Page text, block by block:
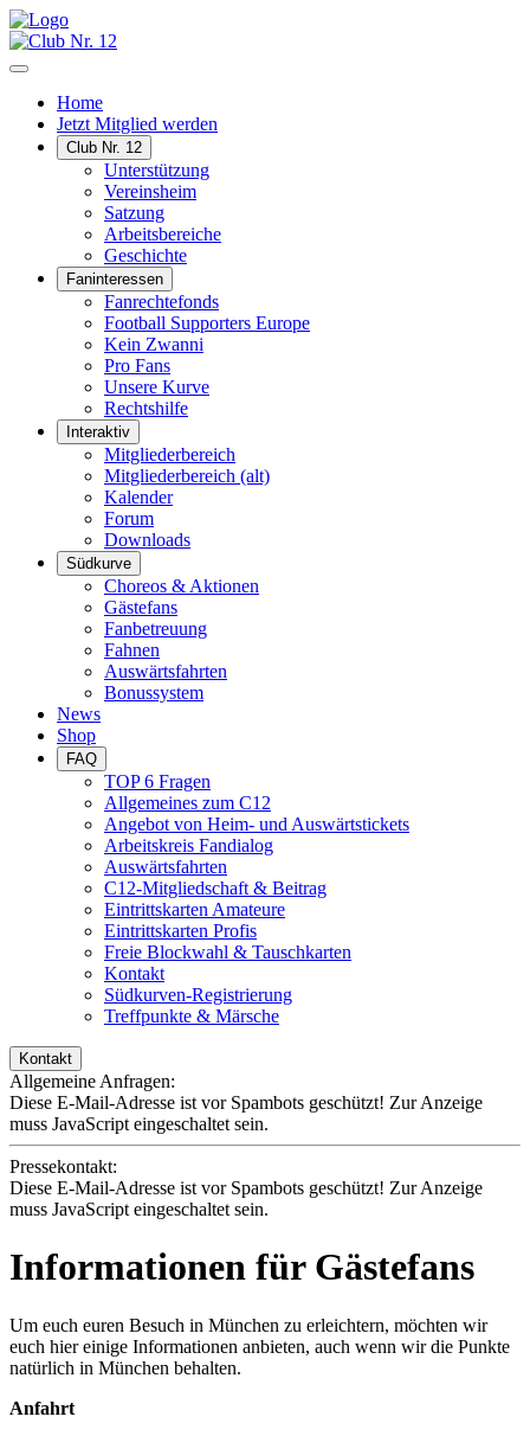
Home
Jetzt Mitglied werden
Club Nr. 12
Unterstützung
Vereinsheim
Satzung
Arbeitsbereiche
Geschichte
Faninteressen
Fanrechtefonds
Football Supporters Europe
Kein Zwanni
Pro Fans
Unsere Kurve
Rechtshilfe
Interaktiv
Mitgliederbereich
Mitgliederbereich (alt)
Kalender
Forum
Downloads
Südkurve
Choreos & Aktionen
Gästefans
Fanbetreuung
Fahnen
Auswärtsfahrten
Bonussystem
News
Shop
FAQ
TOP 6 Fragen
Allgemeines zum C12
Angebot von Heim- und Auswärtstickets
Arbeitskreis Fandialog
Auswärtsfahrten
C12-Mitgliedschaft & Beitrag
Eintrittskarten Amateure
Eintrittskarten Profis
Freie Blockwahl & Tauschkarten
Kontakt
Südkurven-Registrierung
Treffpunkte & Märsche
Kontakt
Allgemeine Anfragen:
Diese E-Mail-Adresse ist vor Spambots geschützt! Zur Anzeige
muss JavaScript eingeschaltet sein.
Pressekontakt:
Diese E-Mail-Adresse ist vor Spambots geschützt! Zur Anzeige
muss JavaScript eingeschaltet sein.
Informationen für Gästefans
Um euch euren Besuch in München zu erleichtern, möchten wir
euch hier einige Informationen anbieten, auch wenn wir die Punkte
natürlich in München behalten.
Anfahrt